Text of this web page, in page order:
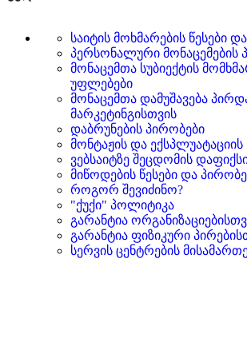
საიტის მოხმარების წესები
პერსონალური მონაცემების
მონაცემთა სუბიექტის
უფლებები
მონაცემთა დამუშავება
მარკეტინგისთვის
დაბრუნების პირობები
მონტაჟის და ექსპლუატაციის
ვებსაიტზე შეცდომის
მიწოდების წესები და
როგორ შევიძინო?
"ქუქი" პოლიტიკა
გარანტია
გარანტია ფიზიკური
სერვის ცენტრების